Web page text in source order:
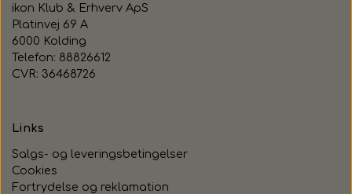
ikon Klub & Erhverv ApS
Platinvej 69 A
6000 Kolding
Telefon: 88826612
CVR: 36468726
Links
Salgs- og leveringsbetingelser
Cookies
Fortrydelse og reklamation